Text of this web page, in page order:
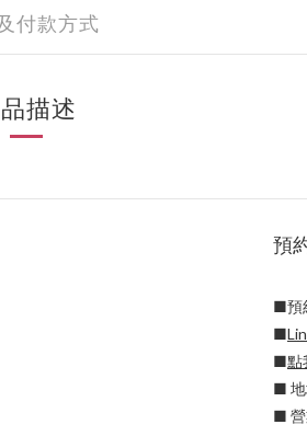
付款方式
描述
預
■預
■
■點
■ 地
■ 營